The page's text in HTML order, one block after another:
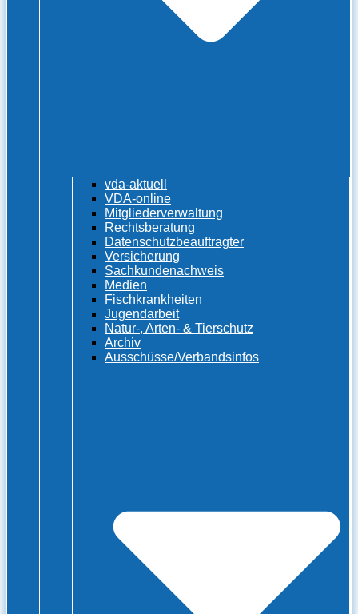
vda-aktuell
VDA-online
Mitgliederverwaltung
Rechtsberatung
Datenschutzbeauftragter
Versicherung
Sachkundenachweis
Medien
Fischkrankheiten
Jugendarbeit
Natur-, Arten- & Tierschutz
Archiv
Ausschüsse/Verbandsinfos